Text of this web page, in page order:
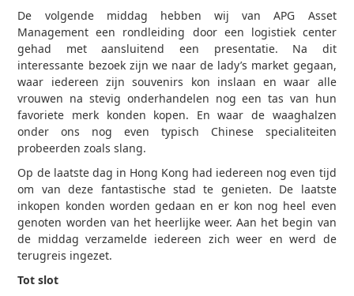
De volgende middag hebben wij van APG Asset
Management een rondleiding door een logistiek center
gehad met aansluitend een presentatie. Na dit
interessante bezoek zijn we naar de lady’s market gegaan,
waar iedereen zijn souvenirs kon inslaan en waar alle
vrouwen na stevig onderhandelen nog een tas van hun
favoriete merk konden kopen. En waar de waaghalzen
onder ons nog even typisch Chinese specialiteiten
probeerden zoals slang.
Op de laatste dag in Hong Kong had iedereen nog even tijd
om van deze fantastische stad te genieten. De laatste
inkopen konden worden gedaan en er kon nog heel even
genoten worden van het heerlijke weer. Aan het begin van
de middag verzamelde iedereen zich weer en werd de
terugreis ingezet.
Tot slot